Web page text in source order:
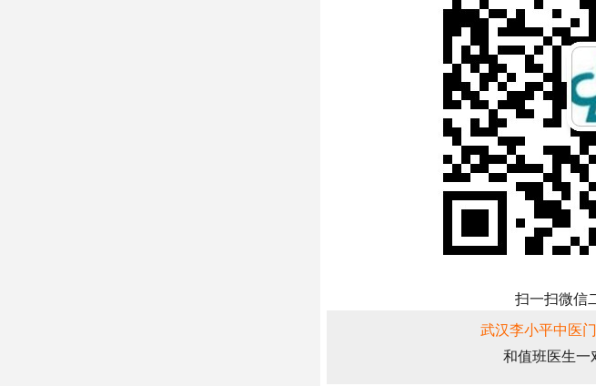
扫一扫微信
武汉李小平中医
和值班医生一